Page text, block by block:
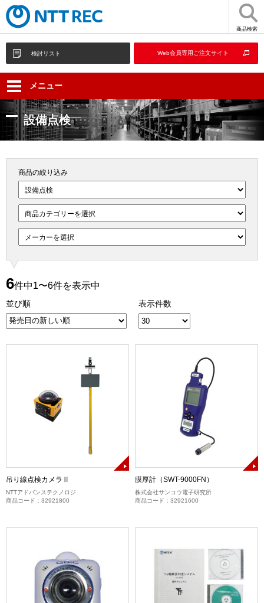
商品検索
検討リスト Web会員専用ご注文サイト
メニュー
設備点検
商品の絞り込み
6件中1〜6件を表示中
並び順 表示件数
吊り線点検カメラⅡ
NTTアドバンステクノロジ
商品コード：32921800
膜厚計（SWT-9000FN）
株式会社サンコウ電子研究所
商品コード：32921600